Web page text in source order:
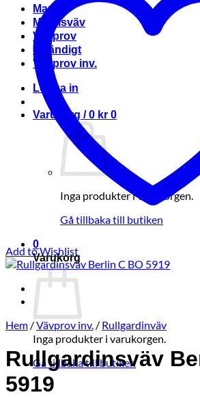
Markis
Markisväv
Vävprov
Invändigt
Vävprov inv.
Logga in
Varukorg /0 kr 0
Inga produkter i varukorgen.
Gå tillbaka till butiken
0
Varukorg
Inga produkter i varukorgen.
Gå tillbaka till butiken
Add to Wishlist
Hem /Vävprov inv. / Rullgardinväv
Rullgardinsväv
5919